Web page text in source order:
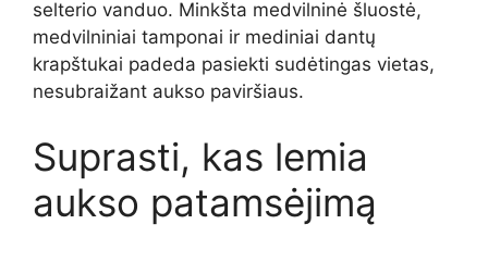
selterio vanduo. Minkšta medvilninė šluostė,
medvilniniai tamponai ir mediniai dantų
krapštukai padeda pasiekti sudėtingas vietas,
nesubraižant aukso paviršiaus.
Suprasti, kas lemia
aukso patamsėjimą